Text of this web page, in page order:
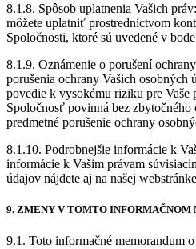
8.1.8. Spôsob uplatnenia Vašich práv
môžete uplatniť prostredníctvom
Spoločnosti, ktoré sú uvedené v
8.1.9. Oznámenie o porušení
porušenia ochrany Vašich osobných
povedie k vysokému riziku pre Vaše
Spoločnosť povinná bez
predmetné porušenie ochrany
8.1.10. Podrobnejšie informácie k
informácie k Vašim právam
údajov nájdete aj na našej webstránke
9. ZMENY V TOMTO INFORMAČNOM
9.1. Toto informačné memorandum